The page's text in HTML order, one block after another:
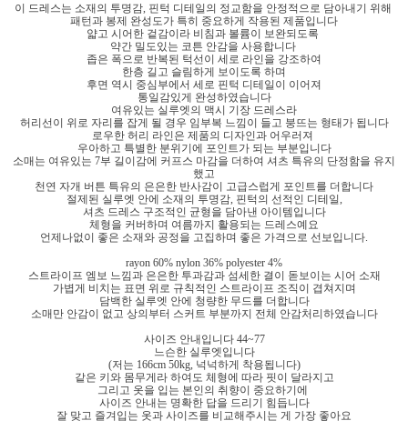
이 드레스는 소재의 투명감, 핀턱 디테일의 정교함을 안정적으로 담아내기 위해
패턴과 봉제 완성도가 특히 중요하게 작용된 제품입니다
얇고 시어한 겉감이라 비침과 볼륨이 보완되도록
약간 밀도있는 코튼 안감을 사용합니다
좁은 폭으로 반복된 턱선이 세로 라인을 강조하여
한층 길고 슬림하게 보이도록 하며
후면 역시 중심부에서 세로 핀턱 디테일이 이어져
통일감있게 완성하였습니다
여유있는 실루엣의 맥시 기장 드레스라
허리선이 위로 자리를 잡게 될 경우 임부복 느낌이 들고 붕뜨는 형태가 됩니다
로우한 허리 라인은 제품의 디자인과 어우러져
우아하고 특별한 분위기에 포인트가 되는 부분입니다
소매는 여유있는 7부 길이감에 커프스 마감을 더하여 셔츠 특유의 단정함을 유지
했고
천연 자개 버튼 특유의 은은한 반사감이 고급스럽게 포인트를 더합니다
절제된 실루엣 안에 소재의 투명감, 핀턱의 선적인 디테일,
셔츠 드레스 구조적인 균형을 담아낸 아이템입니다
체형을 커버하며 여름까지 활용되는 드레스예요
언제나없이 좋은 소재와 공정을 고집하며 좋은 가격으로 선보입니다.
rayon 60% nylon 36% polyester 4%
스트라이프 엠보 느낌과 은은한 투과감과 섬세한 결이 돋보이는 시어 소재
가볍게 비치는 표면 위로 규칙적인 스트라이프 조직이 겹쳐지며
담백한 실루엣 안에 청량한 무드를 더합니다
소매만 안감이 없고 상의부터 스커트 부분까지 전체 안감처리하였습니다
사이즈 안내입니다 44~77
느슨한 실루엣입니다
(저는 166cm 50kg, 넉넉하게 착용됩니다)
같은 키와 몸무게라 하여도 체형에 따라 핏이 달라지고
그리고 옷을 입는 본인의 취향이 중요하기에
사이즈 안내는 명확한 답을 드리기 힘듭니다
잘 맞고 즐겨입는 옷과 사이즈를 비교해주시는 게 가장 좋아요